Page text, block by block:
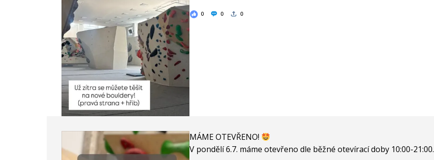
0 0 0
MÁME OTEVŘENO!
V pondělí 6.7. máme otevřeno dle běžné otevírací doby 10:00-21:00.